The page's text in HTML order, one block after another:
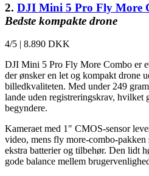
2. DJI Mini 5 Pro Fly More
Bedste kompakte drone
4/5 | 8.890 DKK
DJI Mini 5 Pro Fly More Combo er
der ønsker en let og kompakt drone
billedkvaliteten. Med under 249
lande uden registreringskrav, hvilket
begyndere.
Kameraet med 1″ CMOS-sensor
video, mens fly more-combo-
ekstra batterier og tilbehør. Den lidt
gode balance mellem